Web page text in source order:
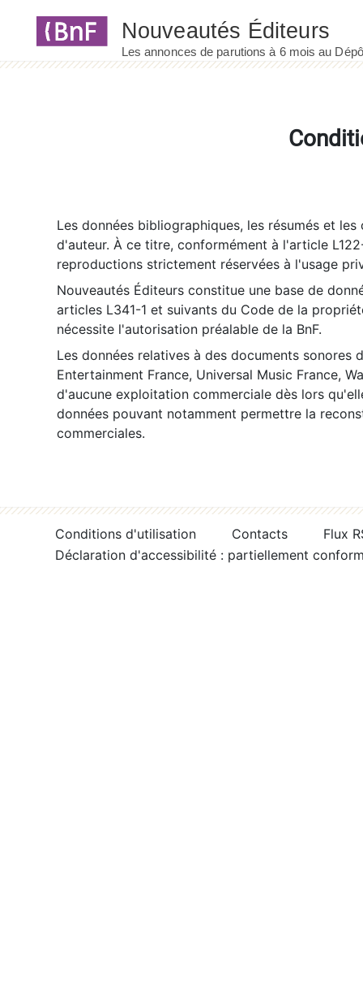
Les données bibliographiques, les résumés et
d'auteur. À ce titre, conformément à l'article
reproductions strictement réservées à l'usage
Nouveautés Éditeurs constitue une base de
articles L341-1 et suivants du Code de la
nécessite l'autorisation préalable de la BnF.
Les données relatives à des documents sonores
Entertainment France, Universal Music France,
d'aucune exploitation commerciale dès lors
données pouvant notamment permettre la
commerciales.
Conditions d'utilisation Contacts
Flux
Déclaration d'accessibilité : partiellement